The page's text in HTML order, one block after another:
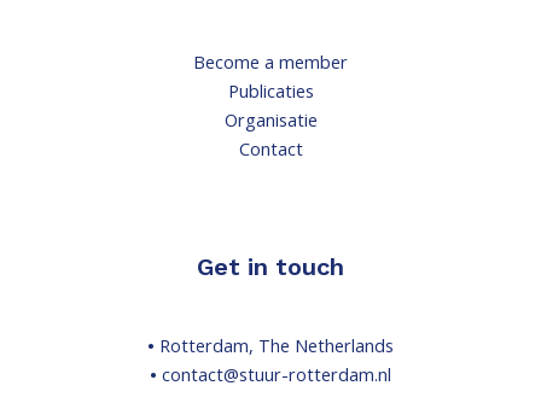
Become a member
Publicaties
Organisatie
Contact
Get in touch
• Rotterdam, The Netherlands
• contact@stuur-rotterdam.nl